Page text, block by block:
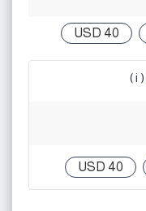
40 USD
( i )
40 USD